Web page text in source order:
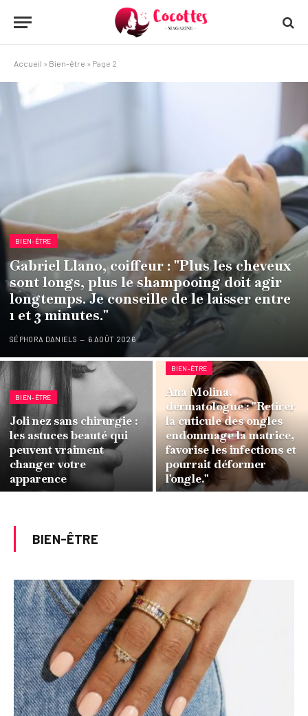
Accueil » Bien-être » Page 2
BIEN-ÊTRE
Gabriel Llano, coiffeur : "Plus les cheveux
sont longs, plus le shampooing doit agir
longtemps. Je conseille de le laisser entre
1 et 3 minutes."
SÉPHORA DANIELS 6 AOÛT 2026
BIEN-ÊTRE
Joli nez sans chirurgie :
les astuces beauté qui
peuvent vraiment
changer votre
apparence
BIEN-ÊTRE
Ana Molina,
dermatologue : "Retirer
la cuticule des ongles
endommage la matrice,
favorise les infections et
pourrait déformer
l'ongle."
BIEN-ÊTRE